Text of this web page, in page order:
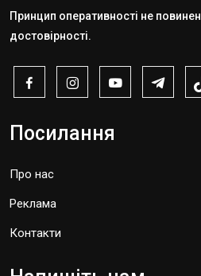
Принцип оперативності не
достовірності.
Посилання
Про нас
Реклама
Контакти